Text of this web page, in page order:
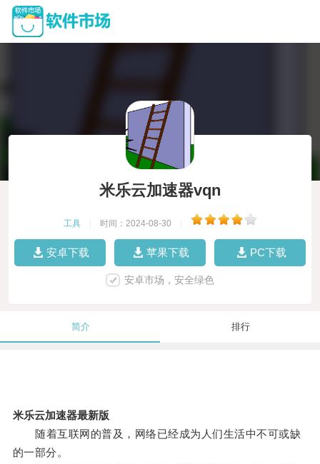
米乐云加速器vqn
工具 时间：2024-08-30
安卓下载 苹果下载 PC下载
安卓市场，安全绿色
简介 排行
米乐云加速器最新版
随着互联网的普及，网络已经成为人们生活中不可或缺
的一部分。